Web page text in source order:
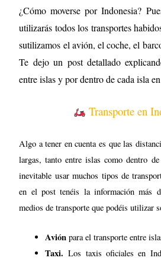
Algo a tener en cuenta es que las
largas, tanto entre islas como dentro
inevitable usar muchos tipos de
en el post tenéis la información más
medios de transporte que podéis utilizar
para el transporte entre
Bird Group. Los reconoceréis
azul y tienentaxímetro.Para
vuestro alojamiento y el
más barato.
Otra opción es utilizar la
incluso comida y suele salir
Aunque la app os de un precio